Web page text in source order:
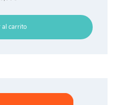
carrito